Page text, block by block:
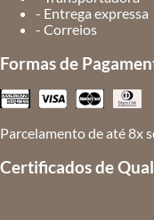
- Entrega expressa
- Correios
Formas de
Parcelamento de até 8x
Certificados de